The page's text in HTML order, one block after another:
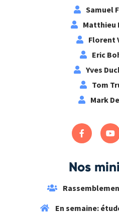
Samuel
Matthieu
Florent
Eric
Yves
Tom
Mark
Nos
En semaine: